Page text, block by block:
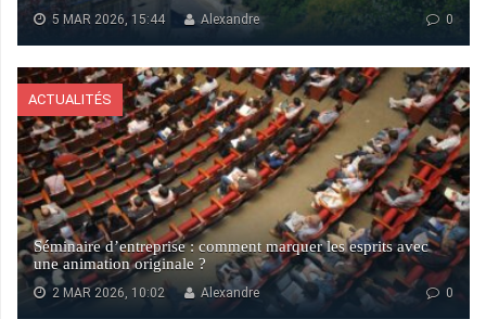
5 MAR 2026, 15:44 0
Alexandre
ACTUALITÉS
Séminaire d’entreprise : comment marquer les esprits avec
une animation originale ?
2 MAR 2026, 10:02 0
Alexandre